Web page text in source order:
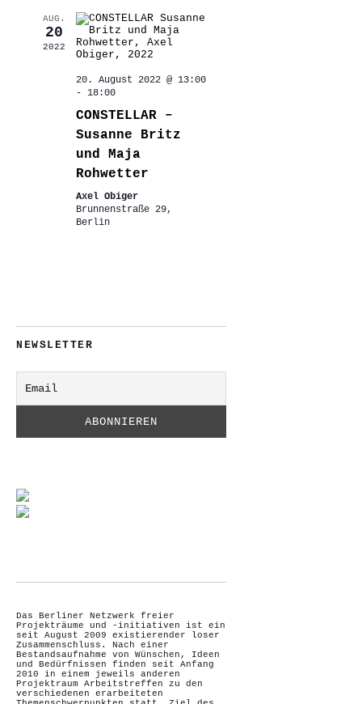
AUG.
20
2022
20. August 2022 @ 13:00
- 18:00
CONSTELLAR –
Susanne Britz
und Maja
Rohwetter
Axel Obiger
Brunnenstraße 29,
Berlin
NEWSLETTER
Das Berliner Netzwerk freier
Projekträume und -initiativen ist ein
seit August 2009 existierender loser
Zusammenschluss. Nach einer
Bestandsaufnahme von Wünschen, Ideen
und Bedürfnissen finden seit Anfang
2010 in einem jeweils anderen
Projektraum Arbeitstreffen zu den
verschiedenen erarbeiteten